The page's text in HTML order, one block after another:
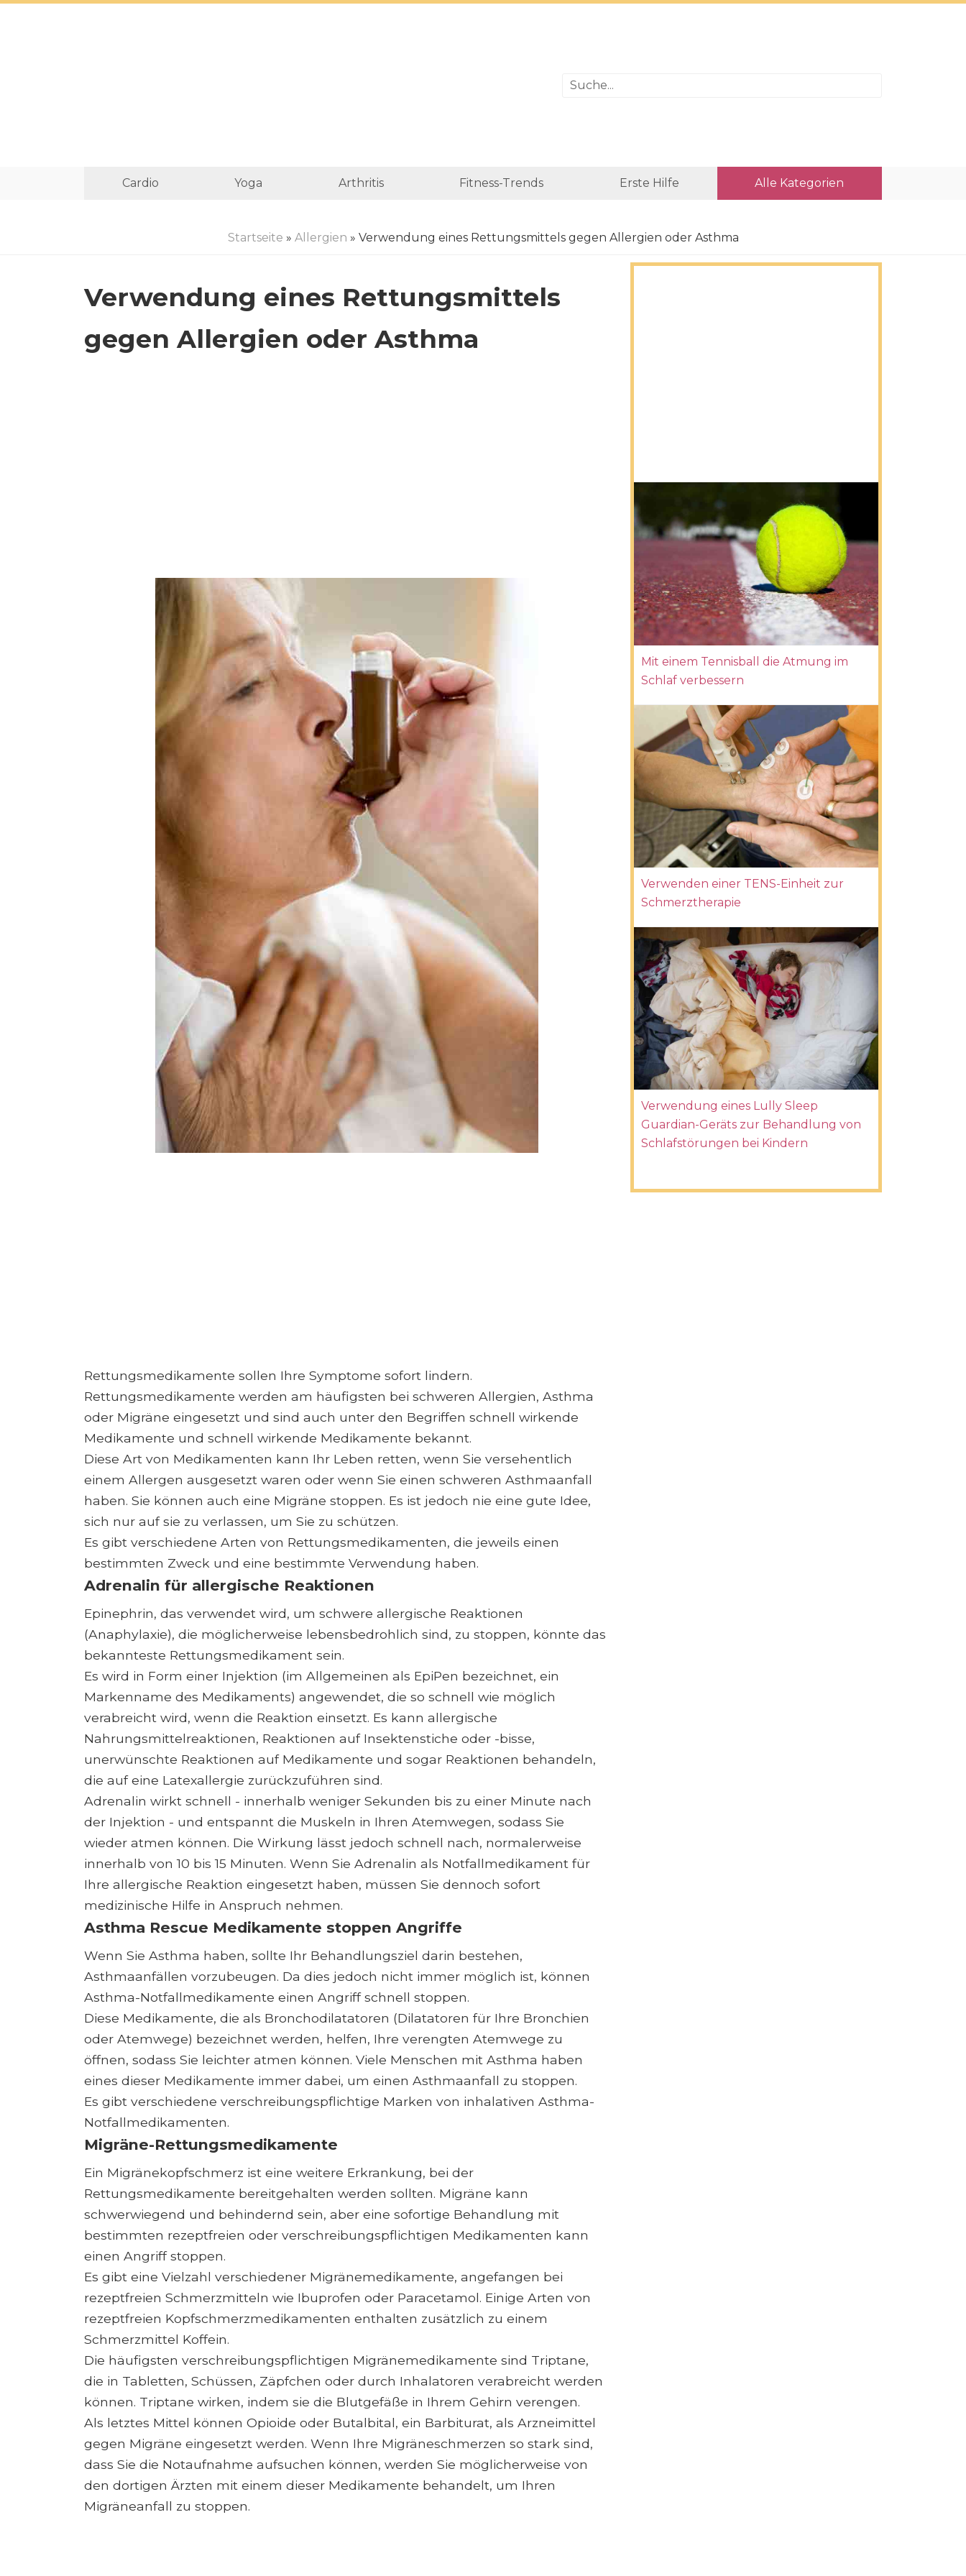
Cardio Yoga Arthritis Fitness-Trends Erste Hilfe Alle Kategorien
Startseite » Allergien » Verwendung eines Rettungsmittels gegen Allergien oder Asthma
Verwendung eines Rettungsmittels
gegen Allergien oder Asthma
Rettungsmedikamente sollen Ihre Symptome sofort lindern.
Rettungsmedikamente werden am häufigsten bei schweren Allergien, Asthma
oder Migräne eingesetzt und sind auch unter den Begriffen schnell wirkende
Medikamente und schnell wirkende Medikamente bekannt.
Diese Art von Medikamenten kann Ihr Leben retten, wenn Sie versehentlich
einem Allergen ausgesetzt waren oder wenn Sie einen schweren Asthmaanfall
haben. Sie können auch eine Migräne stoppen. Es ist jedoch nie eine gute Idee,
sich nur auf sie zu verlassen, um Sie zu schützen.
Es gibt verschiedene Arten von Rettungsmedikamenten, die jeweils einen
bestimmten Zweck und eine bestimmte Verwendung haben.
Adrenalin für allergische Reaktionen
Epinephrin, das verwendet wird, um schwere allergische Reaktionen
(Anaphylaxie), die möglicherweise lebensbedrohlich sind, zu stoppen, könnte das
bekannteste Rettungsmedikament sein.
Es wird in Form einer Injektion (im Allgemeinen als EpiPen bezeichnet, ein
Markenname des Medikaments) angewendet, die so schnell wie möglich
verabreicht wird, wenn die Reaktion einsetzt. Es kann allergische
Nahrungsmittelreaktionen, Reaktionen auf Insektenstiche oder -bisse,
unerwünschte Reaktionen auf Medikamente und sogar Reaktionen behandeln,
die auf eine Latexallergie zurückzuführen sind.
Adrenalin wirkt schnell - innerhalb weniger Sekunden bis zu einer Minute nach
der Injektion - und entspannt die Muskeln in Ihren Atemwegen, sodass Sie
wieder atmen können. Die Wirkung lässt jedoch schnell nach, normalerweise
innerhalb von 10 bis 15 Minuten. Wenn Sie Adrenalin als Notfallmedikament für
Ihre allergische Reaktion eingesetzt haben, müssen Sie dennoch sofort
medizinische Hilfe in Anspruch nehmen.
Asthma Rescue Medikamente stoppen Angriffe
Wenn Sie Asthma haben, sollte Ihr Behandlungsziel darin bestehen,
Asthmaanfällen vorzubeugen. Da dies jedoch nicht immer möglich ist, können
Asthma-Notfallmedikamente einen Angriff schnell stoppen.
Diese Medikamente, die als Bronchodilatatoren (Dilatatoren für Ihre Bronchien
oder Atemwege) bezeichnet werden, helfen, Ihre verengten Atemwege zu
öffnen, sodass Sie leichter atmen können. Viele Menschen mit Asthma haben
eines dieser Medikamente immer dabei, um einen Asthmaanfall zu stoppen.
Es gibt verschiedene verschreibungspflichtige Marken von inhalativen Asthma-
Notfallmedikamenten.
Migräne-Rettungsmedikamente
Ein Migränekopfschmerz ist eine weitere Erkrankung, bei der
Rettungsmedikamente bereitgehalten werden sollten. Migräne kann
schwerwiegend und behindernd sein, aber eine sofortige Behandlung mit
bestimmten rezeptfreien oder verschreibungspflichtigen Medikamenten kann
einen Angriff stoppen.
Es gibt eine Vielzahl verschiedener Migränemedikamente, angefangen bei
rezeptfreien Schmerzmitteln wie Ibuprofen oder Paracetamol. Einige Arten von
rezeptfreien Kopfschmerzmedikamenten enthalten zusätzlich zu einem
Schmerzmittel Koffein.
Die häufigsten verschreibungspflichtigen Migränemedikamente sind Triptane,
die in Tabletten, Schüssen, Zäpfchen oder durch Inhalatoren verabreicht werden
können. Triptane wirken, indem sie die Blutgefäße in Ihrem Gehirn verengen.
Als letztes Mittel können Opioide oder Butalbital, ein Barbiturat, als Arzneimittel
gegen Migräne eingesetzt werden. Wenn Ihre Migräneschmerzen so stark sind,
dass Sie die Notaufnahme aufsuchen können, werden Sie möglicherweise von
den dortigen Ärzten mit einem dieser Medikamente behandelt, um Ihren
Migräneanfall zu stoppen.
Mit einem Tennisball die Atmung im
Schlaf verbessern
Verwenden einer TENS-Einheit zur
Schmerztherapie
Verwendung eines Lully Sleep
Guardian-Geräts zur Behandlung von
Schlafstörungen bei Kindern